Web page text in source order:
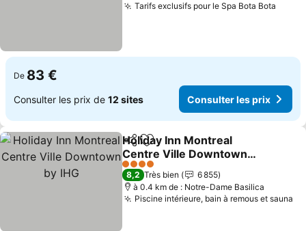
Tarifs exclusifs pour le Spa Bota Bota
De 83 €
Consulter les prix de 12 sites Consulter les prix
PartagerAjouter à mes favoris
Holiday Inn Montreal
Centre Ville Downtown
by IHG
Consulter les prix
4 Étoiles
8,2 Très bien
6 855
à 0.4 km de : Notre-Dame Basilica
Piscine intérieure, bain à remous et sauna